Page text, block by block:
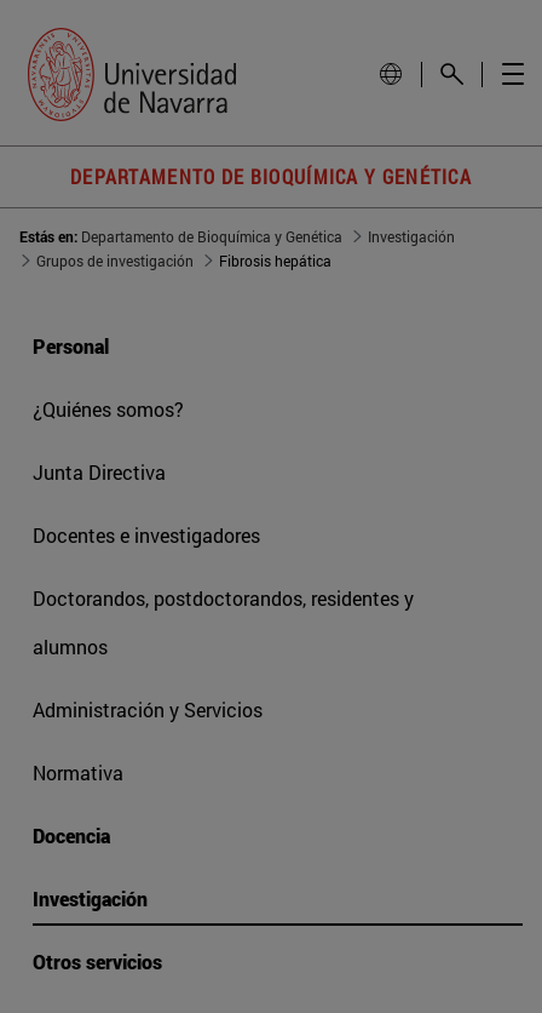
DEPARTAMENTO DE BIOQUÍMICA Y GENÉTICA
Estás en: Departamento de Bioquímica y Genética
Investigación
Grupos de investigación
Fibrosis hepática
Personal
¿Quiénes somos?
Junta Directiva
Docentes e investigadores
Doctorandos, postdoctorandos, residentes y
alumnos
Administración y Servicios
Normativa
Docencia
Investigación
Otros servicios